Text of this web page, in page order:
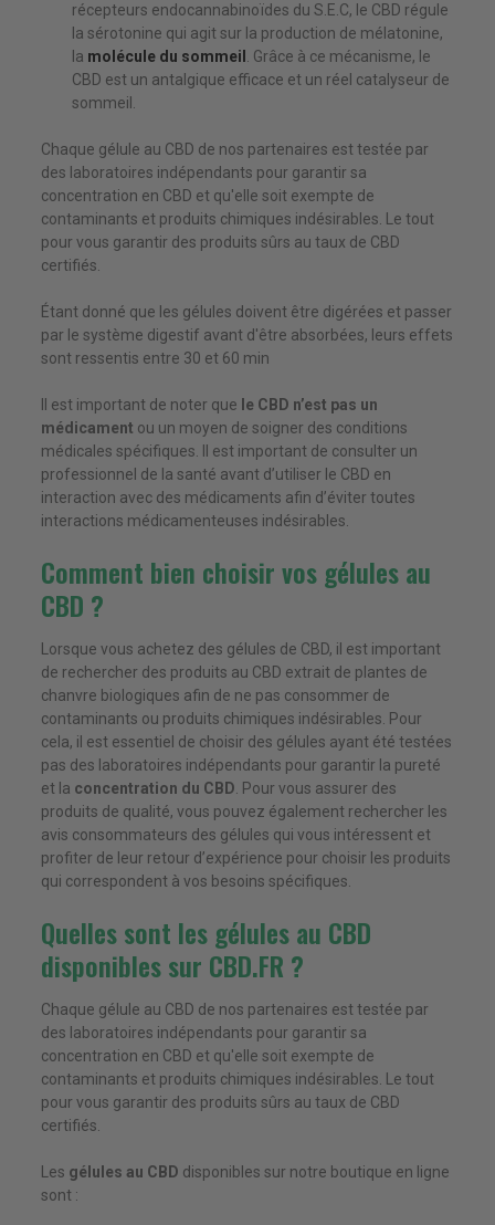
récepteurs endocannabinoïdes du S.E.C, le CBD régule
la sérotonine qui agit sur la production de mélatonine,
la molécule du sommeil
. Grâce à ce mécanisme, le
CBD est un antalgique efficace et un réel catalyseur de
sommeil.
Chaque gélule au CBD de nos partenaires est testée par
des laboratoires indépendants pour garantir sa
concentration en CBD et qu'elle soit exempte de
contaminants et produits chimiques indésirables. Le tout
pour vous garantir des produits sûrs au taux de CBD
certifiés.
Étant donné que les gélules doivent être digérées et passer
par le système digestif avant d'être absorbées, leurs effets
sont ressentis entre 30 et 60 min
Il est important de noter que le CBD n’est pas un
médicament ou un moyen de soigner des conditions
médicales spécifiques. Il est important de consulter un
professionnel de la santé avant d’utiliser le CBD en
interaction avec des médicaments afin d’éviter toutes
interactions médicamenteuses indésirables.
Comment bien choisir vos gélules au
CBD ?
Lorsque vous achetez des gélules de CBD, il est important
de rechercher des produits au CBD extrait de plantes de
chanvre biologiques afin de ne pas consommer de
contaminants ou produits chimiques indésirables. Pour
cela, il est essentiel de choisir des gélules ayant été testées
pas des laboratoires indépendants pour garantir la pureté
et la concentration du CBD . Pour vous assurer des
produits de qualité, vous pouvez également rechercher les
avis consommateurs des gélules qui vous intéressent et
profiter de leur retour d’expérience pour choisir les produits
qui correspondent à vos besoins spécifiques.
Quelles sont les gélules au CBD
disponibles sur CBD.FR ?
Chaque gélule au CBD de nos partenaires est testée par
des laboratoires indépendants pour garantir sa
concentration en CBD et qu'elle soit exempte de
contaminants et produits chimiques indésirables. Le tout
pour vous garantir des produits sûrs au taux de CBD
certifiés.
Les gélules au CBD disponibles sur notre boutique en ligne
sont :